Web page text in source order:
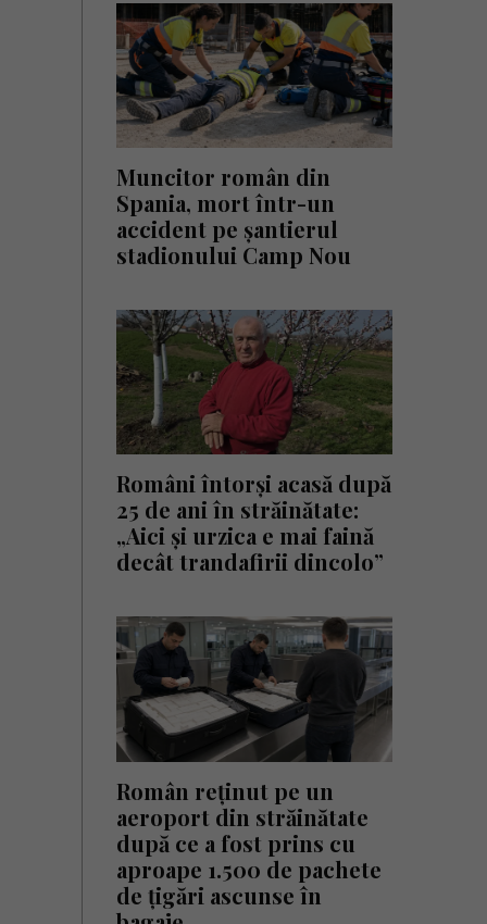
Muncitor român din
Spania, mort într-un
accident pe șantierul
stadionului Camp Nou
Români întorși acasă după
25 de ani în străinătate:
„Aici și urzica e mai faină
decât trandafirii dincolo”
Român reținut pe un
aeroport din străinătate
după ce a fost prins cu
aproape 1.500 de pachete
de țigări ascunse în